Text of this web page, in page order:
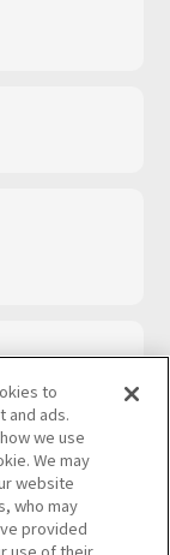
to
and ads.
we use
We may
website
who may
provided